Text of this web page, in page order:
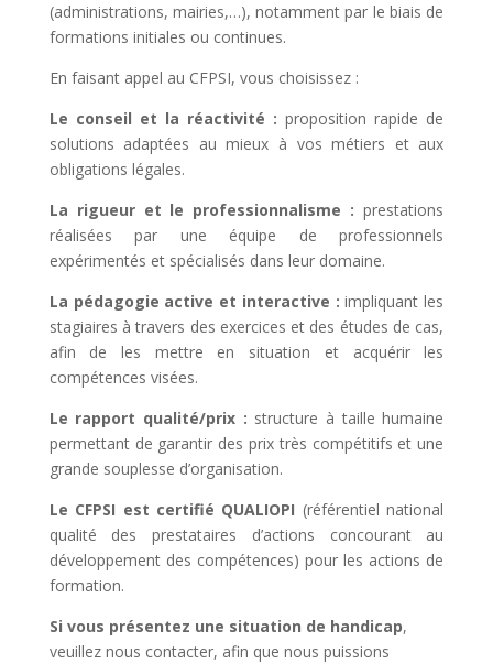
(administrations, mairies,…), notamment par le biais de
formations initiales ou continues.
En faisant appel au CFPSI, vous choisissez :
Le conseil et la réactivité : proposition rapide de
solutions adaptées au mieux à vos métiers et aux
obligations légales.
La rigueur et le professionnalisme : prestations
réalisées par une équipe de professionnels
expérimentés et spécialisés dans leur domaine.
La pédagogie active et interactive : impliquant les
stagiaires à travers des exercices et des études de cas,
afin de les mettre en situation et acquérir les
compétences visées.
Le rapport qualité/prix : structure à taille humaine
permettant de garantir des prix très compétitifs et une
grande souplesse d’organisation.
Le CFPSI est certifié QUALIOPI (référentiel national
qualité des prestataires d’actions concourant au
développement des compétences) pour les actions de
formation.
Si vous présentez une situation de handicap,
veuillez nous contacter, afin que nous puissions